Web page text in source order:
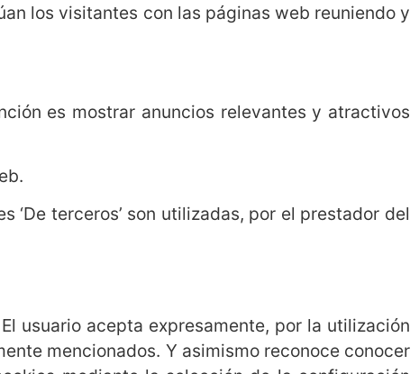
los visitantes con las páginas web reuniendo y
es mostrar anuncios relevantes y atractivos
‘De terceros’ son utilizadas, por el prestador del
usuario acepta expresamente, por la utilización
mencionados. Y asimismo reconoce conocer